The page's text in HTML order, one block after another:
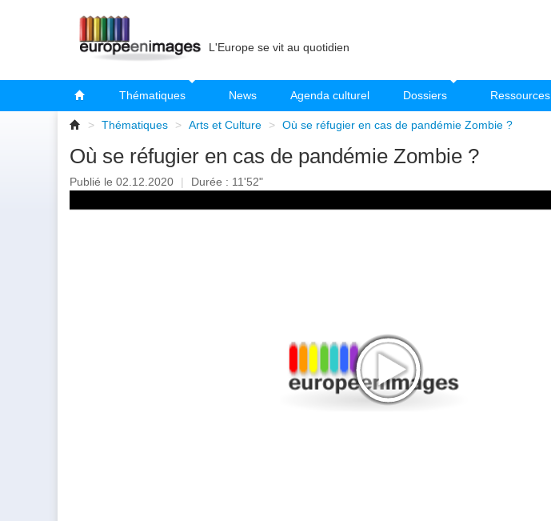
L'Europe se vit au quotidien
Thématiques News Agenda culturel Dossiers Ressources
> Thématiques > Arts et Culture > Où se réfugier en cas de pandémie Zombie ?
Où se réfugier en cas de pandémie Zombie ?
Publié le 02.12.2020 | Durée : 11'52"